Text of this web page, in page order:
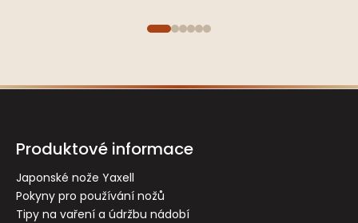
Z
Produktové informace
Japonské nože Yaxell
Pokyny pro používání nožů
Tipy na vaření a údržbu nádobí